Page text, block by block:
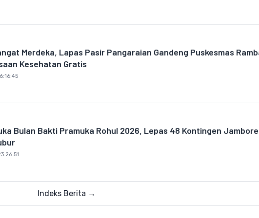
Merdeka, Lapas Pasir Pangaraian Gandeng Puskesmas
Kesehatan Gratis
Bulan Bakti Pramuka Rohul 2026, Lepas 48 Kontingen Jambore
Indeks Berita →